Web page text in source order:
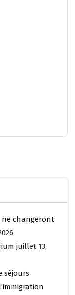
ne changeront
juillet 13,
séjours